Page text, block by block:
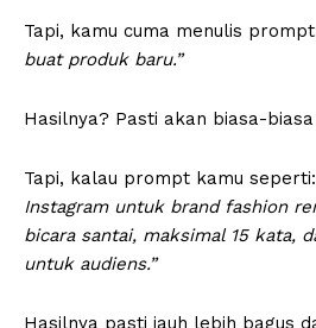
Tapi, kamu cuma menulis
buat produk baru.”
Hasilnya? Pasti akan biasa-biasa
Tapi, kalau prompt kamu seperti:
Instagram untuk brand fashion
bicara santai, maksimal 15 kata,
untuk audiens.”
Hasilnya pasti jauh lebih bagus